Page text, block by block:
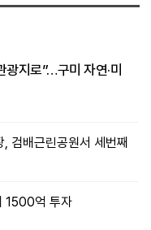
지로”…구미 자연·미
검배근린공원서 세번째
1500억 투자